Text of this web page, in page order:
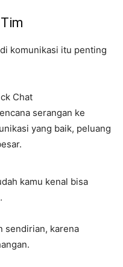
komunikasi itu penting
Chat
serangan ke
yang baik, peluang
kamu kenal bisa
sendirian, karena